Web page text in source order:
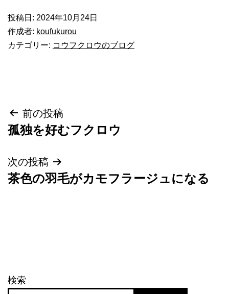
投稿日: 2024年10月24日
作成者: koufukurou
カテゴリー: コウフクロウのブログ
投
稿
ナ
ビ
ョ
前の投稿
孤独を好むフクロウ
次の投稿
茶色の羽毛がカモフラージュになる
検索